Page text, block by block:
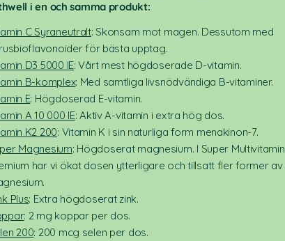
i en och samma produkt:
C Syraneutralt: Skonsam mot magen. Dessutom med
för bästa upptag.
D3 5000 IE: Vårt mest högdoserade D-vitamin.
B-komplex: Med samtliga livsnödvändiga B-vitaminer.
E: Högdoserad E-vitamin.
A 10 000 IE: Aktiv A-vitamin i extra hög dos.
K2 200: Vitamin K i sin naturliga form menakinon-7.
Magnesium: Högdoserat magnesium. I Super Multivitamin
har vi ökat dosen ytterligare och tillsatt fler former av
Plus: Extra högdoserat zink.
: 2 mg koppar per dos.
200: 200 mcg selen per dos.